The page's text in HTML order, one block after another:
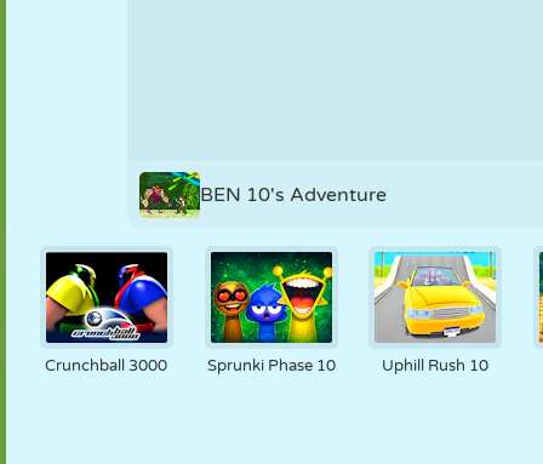
BEN 10's Adventure
Crunchball 3000 Sprunki Phase 10 Uphill Rush 10